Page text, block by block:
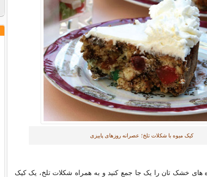
كیک میوه با شكلات تلخ؛ عصرانه روزهای پاییزی
های خشک تان را یک جا جمع کنید و به همراه شکلات تلخ، یک کیک